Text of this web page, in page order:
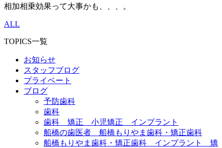
相加相乗効果って大事かも、、、。
ALL
TOPICS一覧
お知らせ
スタッフブログ
プライベート
ブログ
予防歯科
歯科
歯科 矯正 小児矯正 インプラント
船橋の歯医者 船橋もりやま歯科・矯正歯科
船橋もりやま歯科・矯正歯科 インプラント 矯